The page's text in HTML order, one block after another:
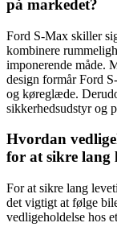
på markedet?
Ford S-Max skiller
kombinere
imponerende måde.
design formår Ford
og køreglæde.
sikkerhedsudstyr og
Hvordan
for at sikre lang
For at sikre lang
det vigtigt at følge
vedligeholdelse hos